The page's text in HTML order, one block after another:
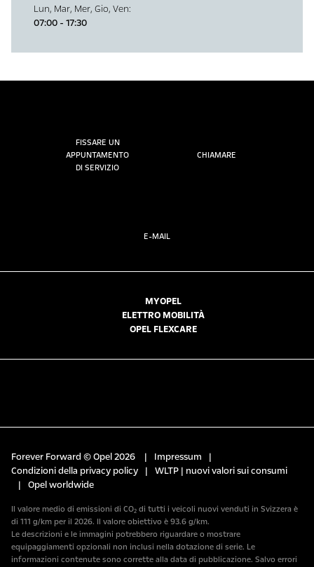
Lun, Mar, Mer, Gio, Ven:
07:00 - 17:30
FISSARE UN
APPUNTAMENTO
DI SERVIZIO
CHIAMARE
E-MAIL
MYOPEL
ELETTRO MOBILITÀ
OPEL FLEXCARE
Forever Forward © Opel 2026 | Impressum
|
Condizioni della privacy policy
|
WLTP | nuovi valori sui consumi
|
Opel worldwide
Il valore medio di emissioni di CO₂ di tutti i veicoli nuovi venduti in Svizzera è
di 111 g/km per il 2026. Il valore obiettivo è 93.6 g/km.
Le descrizioni e le immagini potrebbero riguardare o mostrare
equipaggiamenti opzionali non inclusi nella dotazione di serie. Le
informazioni contenute sono corrette alla data di pubblicazione. Salvo errori